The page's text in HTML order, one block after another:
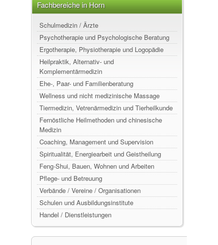
Fachbereiche in Horn
Schulmedizin / Ärzte
Psychotherapie und Psychologische Beratung
Ergotherapie, Physiotherapie und Logopädie
Heilpraktik, Alternativ- und
Komplementärmedizin
Ehe-, Paar- und Familienberatung
Wellness und nicht medizinische Massage
Tiermedizin, Vetrenärmedizin und Tierheilkunde
Fernöstliche Heilmethoden und chinesische
Medizin
Coaching, Management und Supervision
Spiritualität, Energiearbeit und Geistheilung
Feng-Shui, Bauen, Wohnen und Arbeiten
Pflege- und Betreuung
Verbände / Vereine / Organisationen
Schulen und Ausbildungsinstitute
Handel / Dienstleistungen